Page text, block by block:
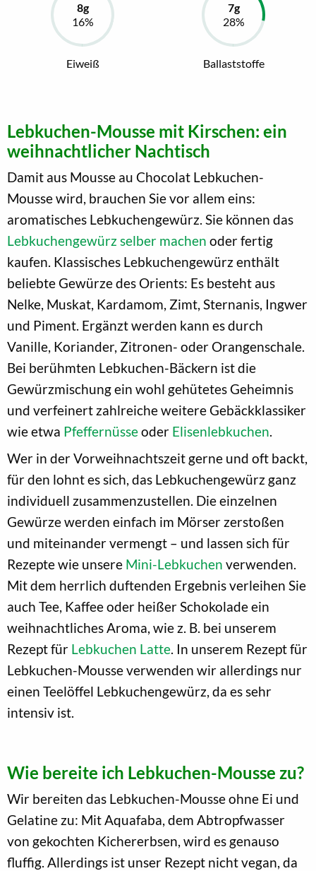
Eiweiß Ballaststoffe
Lebkuchen-Mousse mit Kirschen: ein
weihnachtlicher Nachtisch
Damit aus Mousse au Chocolat Lebkuchen-
Mousse wird, brauchen Sie vor allem eins:
aromatisches Lebkuchengewürz. Sie können das
Lebkuchengewürz selber machen oder fertig
kaufen. Klassisches Lebkuchengewürz enthält
beliebte Gewürze des Orients: Es besteht aus
Nelke, Muskat, Kardamom, Zimt, Sternanis, Ingwer
und Piment. Ergänzt werden kann es durch
Vanille, Koriander, Zitronen- oder Orangenschale.
Bei berühmten Lebkuchen-Bäckern ist die
Gewürzmischung ein wohl gehütetes Geheimnis
und verfeinert zahlreiche weitere Gebäckklassiker
wie etwa Pfeffernüsseoder Elisenlebkuchen.
Wer in der Vorweihnachtszeit gerne und oft backt,
für den lohnt es sich, das Lebkuchengewürz ganz
individuell zusammenzustellen. Die einzelnen
Gewürze werden einfach im Mörser zerstoßen
und miteinander vermengt – und lassen sich für
Rezepte wie unsere Mini-Lebkuchen verwenden.
Mit dem herrlich duftenden Ergebnis verleihen Sie
auch Tee, Kaffee oder heißer Schokolade ein
weihnachtliches Aroma, wie z. B. bei unserem
Rezept für Lebkuchen Latte. In unserem Rezept für
Lebkuchen-Mousse verwenden wir allerdings nur
einen Teelöffel Lebkuchengewürz, da es sehr
intensiv ist.
Wie bereite ich Lebkuchen-Mousse zu?
Wir bereiten das Lebkuchen-Mousse ohne Ei und
Gelatine zu: Mit Aquafaba, dem Abtropfwasser
von gekochten Kichererbsen, wird es genauso
fluffig. Allerdings ist unser Rezept nicht vegan, da